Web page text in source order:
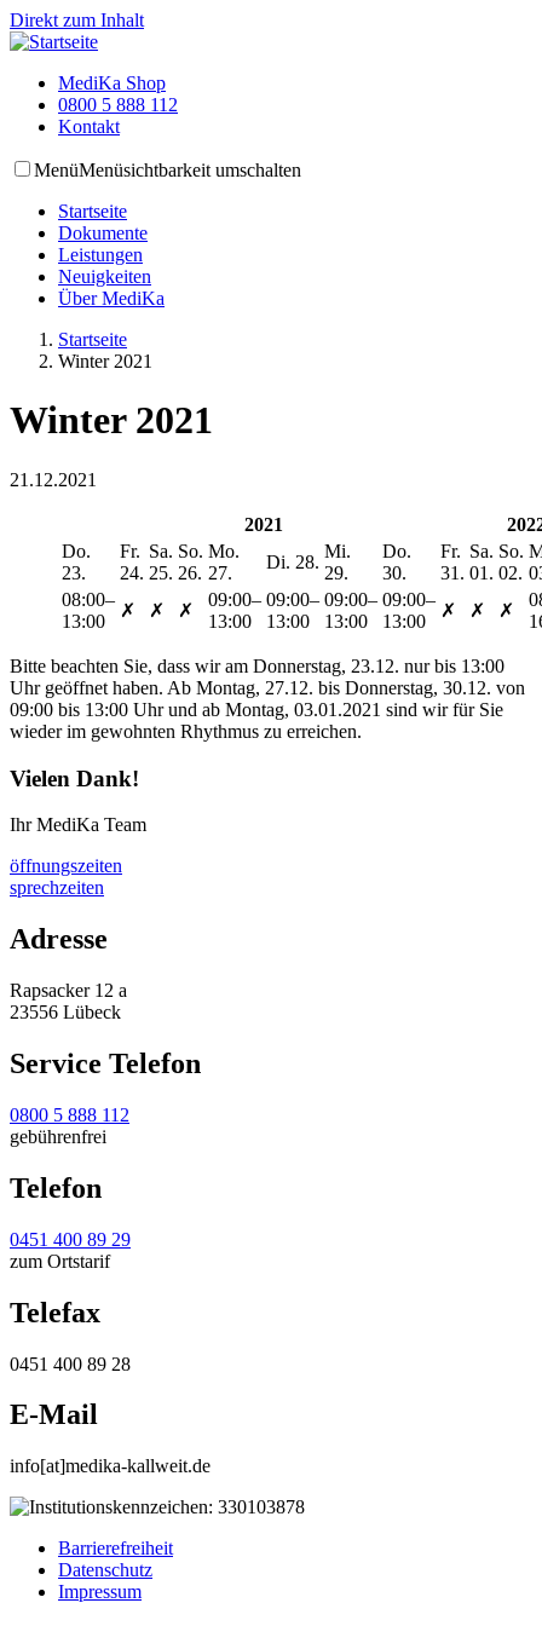
Direkt zum Inhalt
MediKa Shop
0800 5 888 112
Kontakt
MenüMenüsichtbarkeit umschalten
Startseite
Dokumente
Leistungen
Neuigkeiten
Über MediKa
Startseite
Winter 2021
Winter 2021
21.12.2021
2021
Do.
23.
Fr.
24.
Sa.
25.
So.
26.
Mo.
27.
Di. 28.
Mi.
29.
Do.
30.
Fr.
31.
Sa.
01.
So.
02.
08:00–
13:00
✗ ✗ ✗
09:00–
13:00
09:00–
13:00
09:00–
13:00
09:00–
13:00
✗ ✗ ✗
Bitte beachten Sie, dass wir am Donnerstag, 23.12. nur bis 13:00
Uhr geöffnet haben. Ab Montag, 27.12. bis Donnerstag, 30.12. von
09:00 bis 13:00 Uhr und ab Montag, 03.01.2021 sind wir für Sie
wieder im gewohnten Rhythmus zu erreichen.
Vielen Dank!
Ihr MediKa Team
öffnungszeiten
sprechzeiten
Adresse
Rapsacker 12 a
23556 Lübeck
Service Telefon
0800 5 888 112
gebührenfrei
Telefon
0451 400 89 29
zum Ortstarif
Telefax
0451 400 89 28
E-Mail
info[at]medika-kallweit.de
Barrierefreiheit
Datenschutz
Impressum